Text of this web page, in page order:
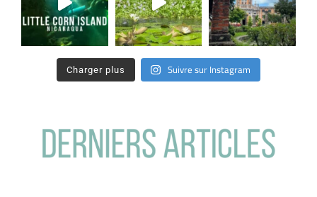
Charger plus Suivre sur Instagram